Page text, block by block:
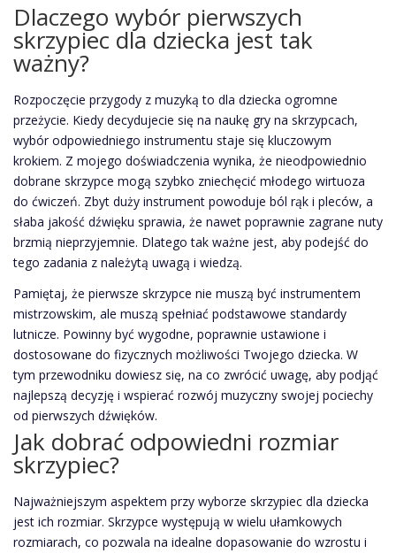
Dlaczego wybór pierwszych
skrzypiec dla dziecka jest tak
ważny?
Rozpoczęcie przygody z muzyką to dla dziecka ogromne
przeżycie. Kiedy decydujecie się na naukę gry na skrzypcach,
wybór odpowiedniego instrumentu staje się kluczowym
krokiem. Z mojego doświadczenia wynika, że nieodpowiednio
dobrane skrzypce mogą szybko zniechęcić młodego wirtuoza
do ćwiczeń. Zbyt duży instrument powoduje ból rąk i pleców, a
słaba jakość dźwięku sprawia, że nawet poprawnie zagrane nuty
brzmią nieprzyjemnie. Dlatego tak ważne jest, aby podejść do
tego zadania z należytą uwagą i wiedzą.
Pamiętaj, że pierwsze skrzypce nie muszą być instrumentem
mistrzowskim, ale muszą spełniać podstawowe standardy
lutnicze. Powinny być wygodne, poprawnie ustawione i
dostosowane do fizycznych możliwości Twojego dziecka. W
tym przewodniku dowiesz się, na co zwrócić uwagę, aby podjąć
najlepszą decyzję i wspierać rozwój muzyczny swojej pociechy
od pierwszych dźwięków.
Jak dobrać odpowiedni rozmiar
skrzypiec?
Najważniejszym aspektem przy wyborze skrzypiec dla dziecka
jest ich rozmiar. Skrzypce występują w wielu ułamkowych
rozmiarach, co pozwala na idealne dopasowanie do wzrostu i